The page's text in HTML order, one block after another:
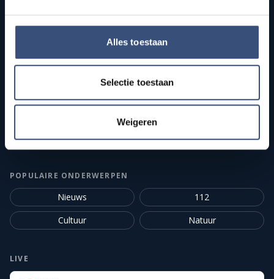
Alles toestaan
Selectie toestaan
Weigeren
ANBI
Klachtenprocedure
POPULAIRE ONDERWERPEN
Nieuws
112
Cultuur
Natuur
LIVE